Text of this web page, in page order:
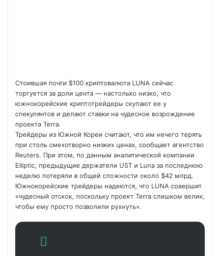
Стоившая почти $100 криптовалюта LUNA сейчас
торгуется за доли цента — настолько низко, что
южнокорейские криптотрейдеры скупают ее у
спекулянтов и делают ставки на чудесное возрождение
проекта Terra.
Трейдеры из Южной Кореи считают, что им нечего терять
при столь смехотворно низких ценах, сообщает агентство
Reuters. При этом, по данным аналитической компании
Elliptic, предыдущие держатели UST и Luna за последнюю
неделю потеряли в общей сложности около $42 млрд.
Южнокорейские трейдеры надеются, что LUNA совершит
«чудесный отскок, поскольку проект Terra слишком велик,
чтобы ему просто позволили рухнуть».